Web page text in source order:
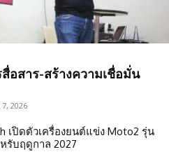
อสาร-สร้างความเชื่อมั่น
2026
เปิดตัวเครื่องยนต์แข่ง Moto2 รุ่น
รับฤดูกาล 2027